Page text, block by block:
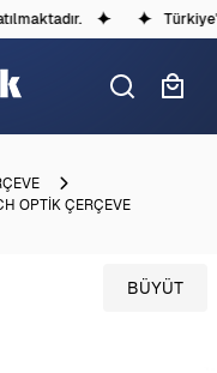
OPTİK ÇERÇEVE
BÜYÜT